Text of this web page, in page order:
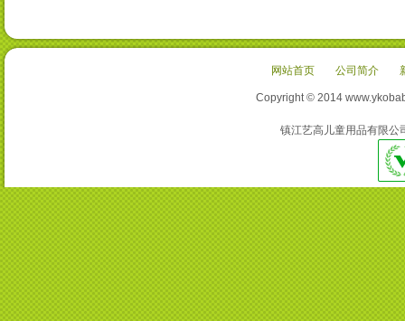
网站首页 公司简介
Copyright © 2014
镇江艺高儿童用品有限公